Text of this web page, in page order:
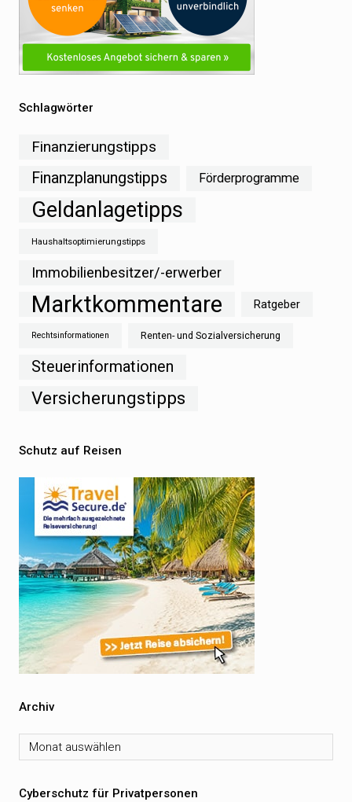
Schlagwörter
Finanzierungstipps
Finanzplanungstipps
Förderprogramme
Geldanlagetipps
Haushaltsoptimierungstipps
Immobilienbesitzer/-erwerber
Marktkommentare Ratgeber
Rechtsinformationen Renten- und Sozialversicherung
Steuerinformationen
Versicherungstipps
Schutz auf Reisen
Archiv
Archiv
Cyberschutz für Privatpersonen